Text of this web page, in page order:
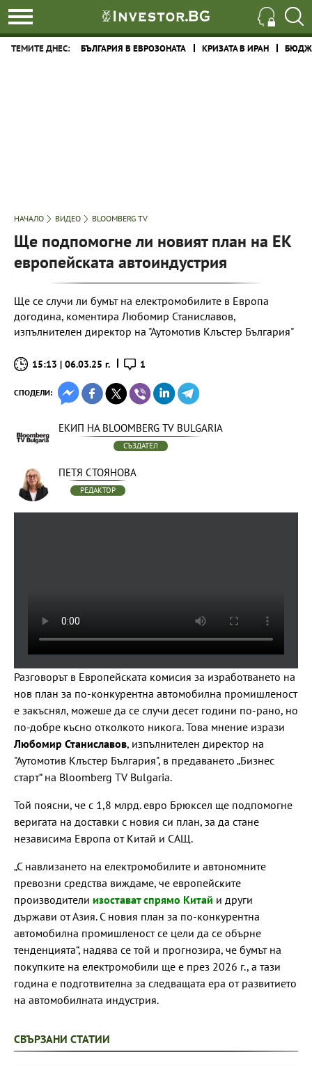
ТЕМИТЕ ДНЕС: БЪЛГАРИЯ В ЕВРОЗОНАТА КРИЗАТА В ИРАН
НАЧАЛО ВИДЕО BLOOMBERG TV
Ще подпомогне ли новият план на ЕК
европейската автоиндустрия
Ще се случи ли бумът на електромобилите в Европа
догодина, коментира Любомир Станиславов,
изпълнителен директор на "Аутомотив Клъстер България"
15:13 | 06.03.25 г. 1
СПОДЕЛИ:
ЕКИП НА BLOOMBERG TV BULGARIA
СЪЗДАТЕЛ
ПЕТЯ СТОЯНОВА
РЕДАКТОР
Разговорът в Европейската комисия за изработването на
нов план за по-конкурентна автомобилна промишленост
е закъснял, можеше да се случи десет години по-рано, но
по-добре късно отколкото никога. Това мнение изрази
Любомир Станиславов, изпълнителен директор на
"Аутомотив Клъстер България", в предаването „Бизнес
старт“ на Bloomberg TV Bulgaria.
Той поясни, че с 1,8 млрд. евро Брюксел ще подпомогне
веригата на доставки с новия си план, за да стане
независима Европа от Китай и САЩ.
„С навлизането на електромобилите и автономните
превозни средства виждаме, че европейските
производители изостават спрямо Китай и други
държави от Азия. С новия план за по-конкурентна
автомобилна промишленост се цели да се обърне
тенденцията“, надява се той и прогнозира, че бумът на
покупките на електромобили ще е през 2026 г., а тази
година е подготвителна за следващата ера от развитието
на автомобилната индустрия.
СВЪРЗАНИ СТАТИИ